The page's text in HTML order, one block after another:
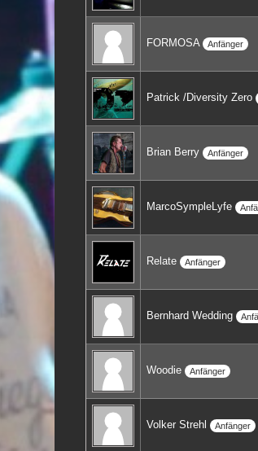
FORMOSA Anfänger
Patrick /Diversity Zero
Brian Berry Anfänger
MarcoSympleLyfe
Relate Anfänger
Bernhard Wedding
Woodie Anfänger
Volker Strehl Anfänger